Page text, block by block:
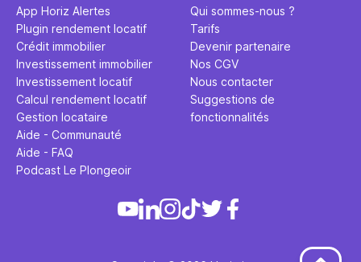
App Horiz Alertes
Plugin rendement locatif
Crédit immobilier
Investissement immobilier
Investissement locatif
Calcul rendement locatif
Gestion locataire
Aide - Communauté
Aide - FAQ
Podcast Le Plongeoir
Qui sommes-nous ?
Tarifs
Devenir partenaire
Nos CGV
Nous contacter
Suggestions de
fonctionnalités